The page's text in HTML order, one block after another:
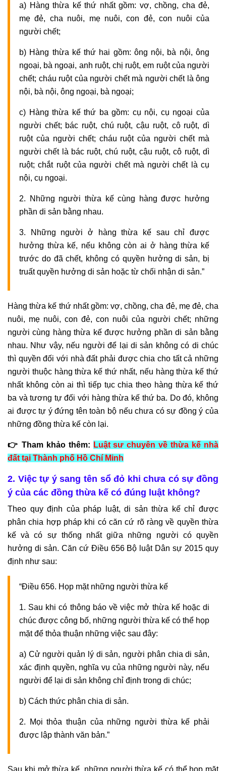
a) Hàng thừa kế thứ nhất gồm: vợ, chồng, cha đẻ,
mẹ đẻ, cha nuôi, mẹ nuôi, con đẻ, con nuôi của
người chết;
b) Hàng thừa kế thứ hai gồm: ông nội, bà nội, ông
ngoại, bà ngoại, anh ruột, chị ruột, em ruột của người
chết; cháu ruột của người chết mà người chết là ông
nội, bà nội, ông ngoại, bà ngoại;
c) Hàng thừa kế thứ ba gồm: cụ nội, cụ ngoại của
người chết; bác ruột, chú ruột, cậu ruột, cô ruột, dì
ruột của người chết; cháu ruột của người chết mà
người chết là bác ruột, chú ruột, cậu ruột, cô ruột, dì
ruột; chắt ruột của người chết mà người chết là cụ
nội, cụ ngoại.
2. Những người thừa kế cùng hàng được hưởng
phần di sản bằng nhau.
3. Những người ở hàng thừa kế sau chỉ được
hưởng thừa kế, nếu không còn ai ở hàng thừa kế
trước do đã chết, không có quyền hưởng di sản, bị
truất quyền hưởng di sản hoặc từ chối nhận di sản.”
Hàng thừa kế thứ nhất gồm: vợ, chồng, cha đẻ, mẹ đẻ, cha
nuôi, mẹ nuôi, con đẻ, con nuôi của người chết; những
người cùng hàng thừa kế được hưởng phần di sản bằng
nhau. Như vậy, nếu người để lại di sản không có di chúc
thì quyền đối với nhà đất phải được chia cho tất cả những
người thuộc hàng thừa kế thứ nhất, nếu hàng thừa kế thứ
nhất không còn ai thì tiếp tục chia theo hàng thừa kế thứ
ba và tương tự đối với hàng thừa kế thứ ba. Do đó, không
ai được tự ý đứng tên toàn bộ nếu chưa có sự đồng ý của
những đồng thừa kế còn lại.
👉 Tham khảo thêm: Luật sư chuyên về thừa kế nhà
đất tại Thành phố Hồ Chí Minh
2. Việc tự ý sang tên sổ đỏ khi chưa có sự đồng
ý của các đồng thừa kế có đúng luật không?
Theo quy định của pháp luật, di sản thừa kế chỉ được
phân chia hợp pháp khi có căn cứ rõ ràng về quyền thừa
kế và có sự thống nhất giữa những người có quyền
hưởng di sản. Căn cứ Điều 656 Bộ luật Dân sự 2015 quy
định như sau:
“Điều 656. Họp mặt những người thừa kế
1. Sau khi có thông báo về việc mở thừa kế hoặc di
chúc được công bố, những người thừa kế có thể họp
mặt để thỏa thuận những việc sau đây:
a) Cử người quản lý di sản, người phân chia di sản,
xác định quyền, nghĩa vụ của những người này, nếu
người để lại di sản không chỉ định trong di chúc;
b) Cách thức phân chia di sản.
2. Mọi thỏa thuận của những người thừa kế phải
được lập thành văn bản.”
Sau khi mở thừa kế, những người thừa kế có thể họp mặt